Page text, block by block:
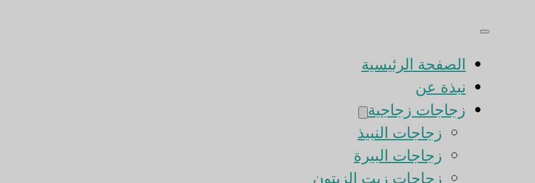
الصفحة الرئيسية
نبذة عن
زجاجات زجاجية
زجاجات النبيذ
زجاجات البيرة
زجاجات زيت الزيتون